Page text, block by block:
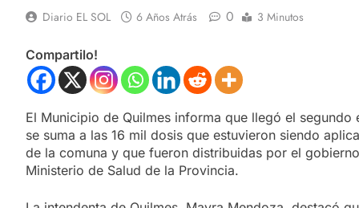
Diario EL SOL 6 Años Atrás 0 3 Minutos
Compartilo!
El Municipio de Quilmes informa que llegó el
se suma a las 16 mil dosis que estuvieron siendo
de la comuna y que fueron distribuidas por el
Ministerio de Salud de la Provincia.